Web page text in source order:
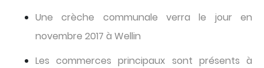
Une crèche communale verra le jour en
novembre 2017 à Wellin
Les commerces principaux sont présents à